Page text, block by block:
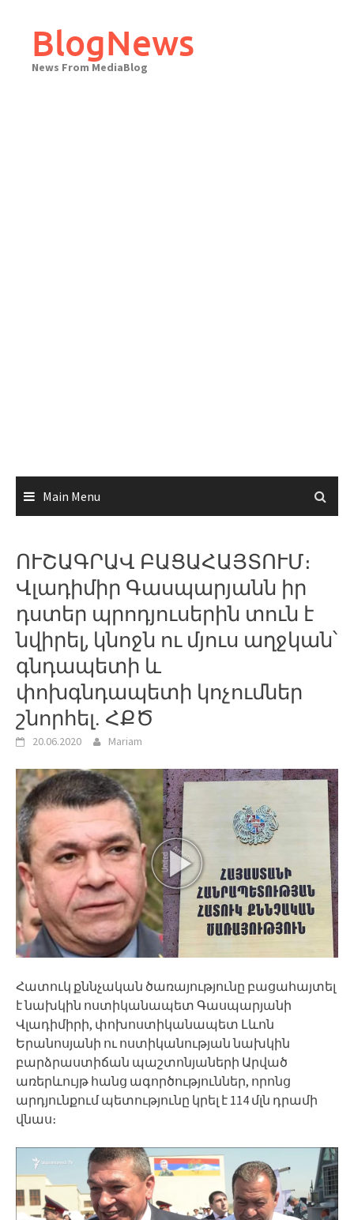
contentBlogNews
News From MediaBlog
Main Menu
ՈՒՇԱԳՐԱՎ ԲԱՑԱՀԱՅՏՈՒՄ։
Վլադիմիր Գասպարյանն իր
դստեր պրոդյուսերին տուն է
նվիրել, կնոջն ու մյուս աղջկան՝
գնդապետի և
փոխգնդապետի կոչումներ
շնորհել. ՀՔԾ
20.06.2020 Mariam
Հատուկ քննչական ծառայությունը բացահայտել
է նախկին ոստիկանապետ Գասպարյանի
Վլադիմիրի, փոխոստիկանապետ Լևոն
Երանոսյանի ու ոստիկանության նախկին
բարձրաստիճան պաշտոնյաների Արված
առերևույթ հանց ագործություններ, որոնց
արդյունքում պետությունը կրել է 114 մլն դրամի
վնաս։